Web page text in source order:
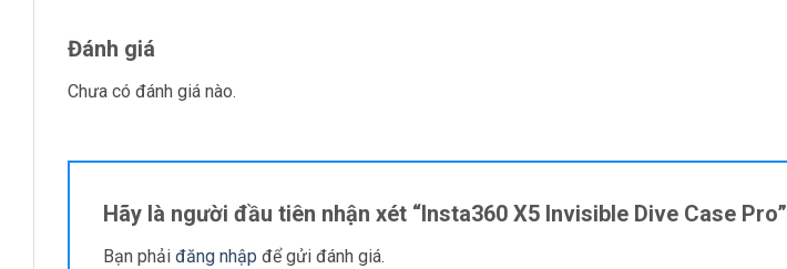
Đánh giá
Chưa có đánh giá nào.
Hãy là người đầu tiên nhận xét “Insta360 X5 Invisible Dive Case Pro”
Bạn phải đăng nhập để gửi đánh giá.